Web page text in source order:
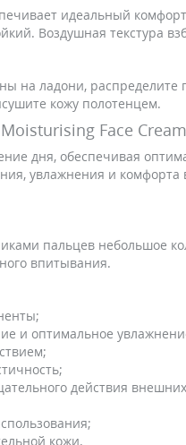
идеальный
Воздушная текстура
на ладони,
кожу полотенцем.
Face
дня, обеспечивая
увлажнения и
пальцев небольшое
впитывания.
и оптимальное
действия
кожи.